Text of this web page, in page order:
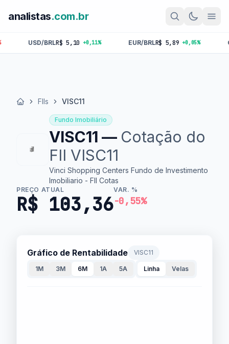
analistas.com.br
R$ 5,10 +0,11% EUR/BRL R$ 5,89 +0,05% GBP/BRL R$
Início FIIs VISC11
Fundo Imobiliário
VISC11 — Cotação do
FII VISC11
Vinci Shopping Centers Fundo de Investimento
Imobiliario - FII Cotas
PREÇO ATUAL
R$ 103,36
VAR. %
-0,55%
Gráfico de Rentabilidade VISC11
1M 3M 6M 1A 5A Linha Velas